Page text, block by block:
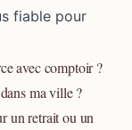
fiable pour
avec comptoir ?
ma ville ?
un retrait ou un